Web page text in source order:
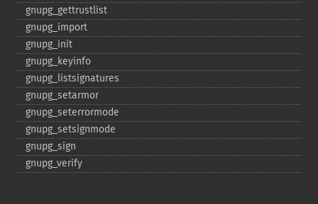
gnupg_​gettrustlist
gnupg_​import
gnupg_​init
gnupg_​keyinfo
gnupg_​listsignatures
gnupg_​setarmor
gnupg_​seterrormode
gnupg_​setsignmode
gnupg_​sign
gnupg_​verify